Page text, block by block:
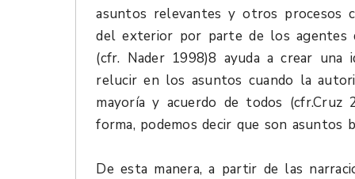
asuntos relevantes y otros procesos
del exterior por parte de los agentes
(cfr. Nader 1998)8 ayuda a crear una
relucir en los asuntos cuando la
mayoría y acuerdo de todos
forma, podemos decir que son
De esta manera, a partir de las